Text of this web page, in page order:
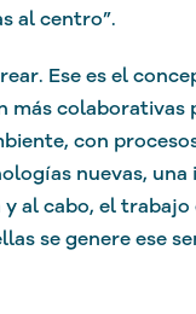
al centro”.
Ese es el
colaborativas
con
nuevas, una
al cabo, el
se genere ese